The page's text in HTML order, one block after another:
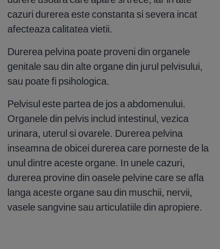
cazuri durerea este constanta si severa incat
afecteaza calitatea vietii.
Durerea pelvina poate proveni din organele
genitale sau din alte organe din jurul pelvisului,
sau poate fi psihologica.
Pelvisul este partea de jos a abdomenului.
Organele din pelvis includ intestinul, vezica
urinara, uterul si ovarele. Durerea pelvina
inseamna de obicei durerea care porneste de la
unul dintre aceste organe. In unele cazuri,
durerea provine din oasele pelvine care se afla
langa aceste organe sau din muschii, nervii,
vasele sangvine sau articulatiile din apropiere.